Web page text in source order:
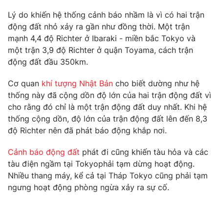
Câu chuyện quốc tế
Thị trường
Góc doanh nghiệp
Dữ liệu và đời sống
Truyền hình
Phim VTV
Hậu trường
Nhân vật
Khán giả
Giải trí
Điện ảnh
Âm nhạc
Sao
Đời sống
Du lịch
Làm đẹp
Chất lượng cuộc sống
Giáo dục
Học trực tuyến
Công nghệ
Hitech Công nghệ tương lai
Sản phẩm
Giao lưu trực tuyến
Lý do khiến hệ thống cảnh báo nhầm là vì có hai trận
động đất nhỏ xảy ra gần như đồng thời. Một trận
mạnh 4,4 độ Richter ở Ibaraki - miền bắc Tokyo và
một trận 3,9 độ Richter ở quận Toyama, cách trận
động đất đầu 350km.
Cơ quan khí tượng Nhật Bản cho biết dường như hệ
thống này đã cộng dồn độ lớn của hai trận động đất vì
cho rằng đó chỉ là một trận động đất duy nhất. Khi hệ
thống cộng dồn, độ lớn của trận động đất lên đến 8,3
độ Richter nên đã phát báo động khắp nơi.
Cảnh báo động đất phát đi cũng khiến tàu hỏa và các
tàu điện ngầm tại Tokyophải tạm dừng hoạt động.
Nhiều thang máy, kể cả tại Tháp Tokyo cũng phải tạm
ngưng hoạt động phòng ngừa xảy ra sự cố.